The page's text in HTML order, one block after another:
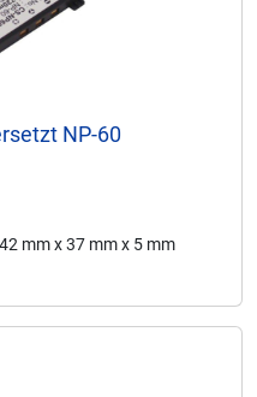
NP-60
mm x 37 mm x 5 mm